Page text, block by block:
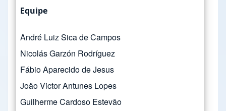
Equipe
André Luiz Sica de Campos
Nicolás Garzón Rodríguez
Fábio Aparecido de Jesus
João Victor Antunes Lopes
Guilherme Cardoso Estevão